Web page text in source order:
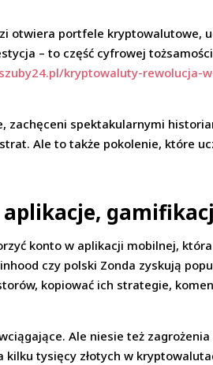
otwiera portfele kryptowalutowe,
– to część cyfrowej
kryptowaluty-rewolucja-
zachęceni spektakularnymi
Ale to także pokolenie, które
konto w aplikacji mobilnej,
czy polski Zonda zyskują
kopiować ich strategie,
Ale niesie też
tysięcy złotych w